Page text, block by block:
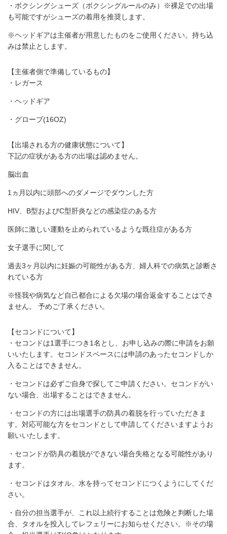
・ボクシングシューズ（ボクシングルールのみ）※裸足での出場
も可能ですがシューズの着用を推奨します。
※ヘッドギアは主催者が用意したものをご使用ください。持ち込
みは禁止とします。
【主催者側で準備しているもの】
・レガース
・ヘッドギア
・グローブ(16OZ)
【出場される方の健康状態について】
下記の症状がある方の出場は認めません。
脳出血
1ヵ月以内に頭部へのダメージでダウンした方
HIV、B型およびC型肝炎などの感染症のある方
医師に激しい運動を止められているような既往症がある方
女子選手に関して
過去3ヶ月以内に妊娠の可能性がある方、婦人科での病気と診断さ
れている方
※怪我や病気など自己都合による欠場の場合返金することはでき
ません。 予めご了承ください。
【セコンドについて】
・セコンドは1選手につき1名とし、お申し込みの際に申請をお願
いいたします。セコンドスペースには申請のあったセコンドしか
入ることはできません。
・セコンドは必ずご自身で探してご申請ください。セコンドがい
ない場合、出場することはできません。
・セコンドの方には出場選手の防具の着脱を行っていただきま
す。対応可能な方をセコンドとして申請してくださいますようお
願いいたします。
・セコンドが防具の着脱ができない場合失格となる可能性があり
ます。
・セコンドはタオル、水を持ってセコンドにつくようにしてくだ
さい。
・自分の担当選手が、これ以上続行することは危険と判断した場
合、タオルを投入してレフェリーにお知らせください。※その場